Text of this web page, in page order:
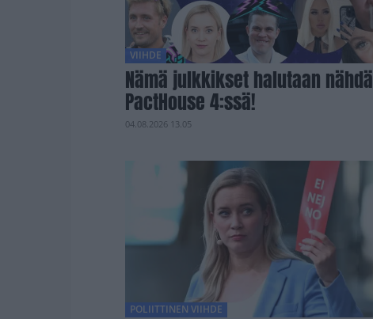
VIIHDE
Nämä julkkikset halutaan nähdä
PactHouse 4:ssä!
04.08.2026 13.05
POLIITTINEN VIIHDE